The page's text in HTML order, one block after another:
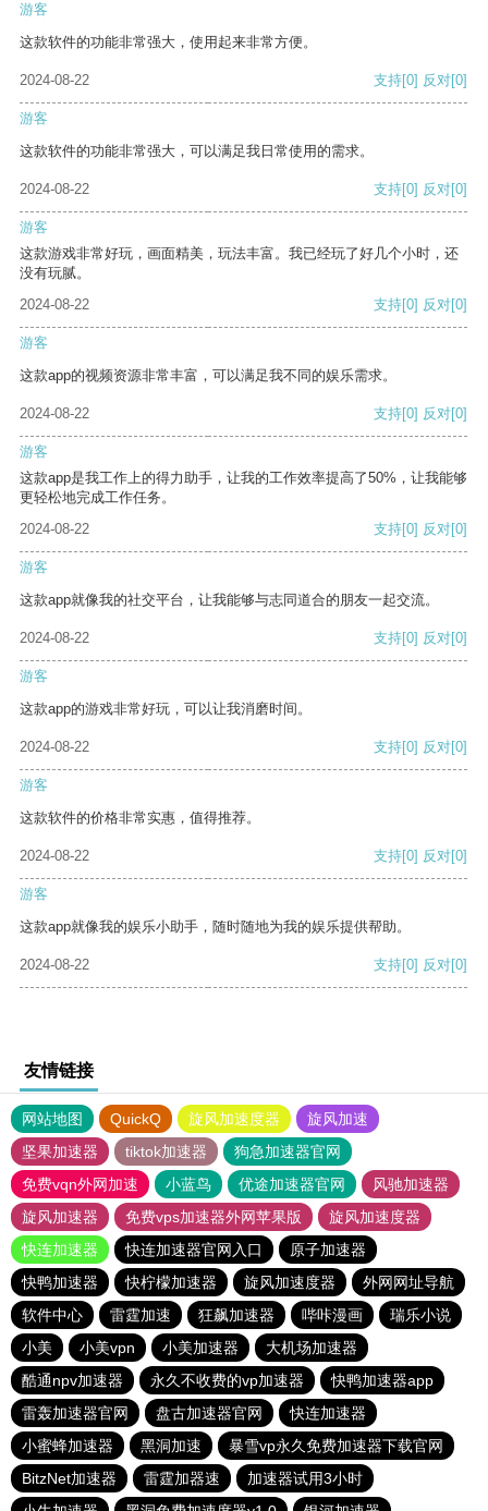
游客
这款软件的功能非常强大，使用起来非常方便。
2024-08-22 支持[0] 反对[0]
游客
这款软件的功能非常强大，可以满足我日常使用的需求。
2024-08-22 支持[0] 反对[0]
游客
这款游戏非常好玩，画面精美，玩法丰富。我已经玩了好几个小时，还
没有玩腻。
2024-08-22
支持[0] 反对[0]
游客
这款app的视频资源非常丰富，可以满足我不同的娱乐需求。
2024-08-22 支持[0] 反对[0]
游客
这款app是我工作上的得力助手，让我的工作效率提高了50%，让我能够
更轻松地完成工作任务。
2024-08-22
支持[0] 反对[0]
游客
这款app就像我的社交平台，让我能够与志同道合的朋友一起交流。
2024-08-22 支持[0] 反对[0]
游客
这款app的游戏非常好玩，可以让我消磨时间。
2024-08-22 支持[0] 反对[0]
游客
这款软件的价格非常实惠，值得推荐。
2024-08-22 支持[0] 反对[0]
游客
这款app就像我的娱乐小助手，随时随地为我的娱乐提供帮助。
2024-08-22 支持[0] 反对[0]
友情链接
网站地图 QuickQ 旋风加速度器
旋风加速
坚果加速器
tiktok加速器
狗急加速器官网
免费vqn外网加速
小蓝鸟 优途加速器官网
风驰加速器
旋风加速器
免费vps加速器外网苹果版
旋风加速度器
快连加速器
快连加速器官网入口
原子加速器
快鸭加速器
快柠檬加速器 旋风加速度器
外网网址导航
软件中心
雷霆加速 狂飙加速器 哔咔漫画
瑞乐小说
小美
小美vpn 小美加速器
大机场加速器
酷通npv加速器
永久不收费的vp加速器
快鸭加速器app
雷轰加速器官网
盘古加速器官网
快连加速器
小蜜蜂加速器
黑洞加速
暴雪vp永久免费加速器下载官网
BitzNet加速器
雷霆加器速
加速器试用3小时